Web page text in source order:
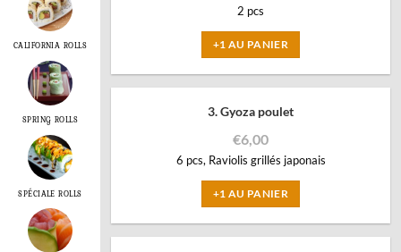
CALIFORNIA ROLLS
SPRING ROLLS
SPÉCIALE ROLLS
2 pcs
+1 AU PANIER
3. Gyoza poulet
€6,00
6 pcs, Raviolis grillés japonais
+1 AU PANIER